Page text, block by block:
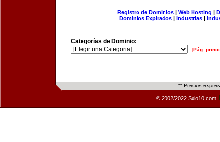
Registro de Dominios| Web Hosting |
Dominios Expirados | Industrias |
Categorías de Dominio:
[Pág.
** Precios
© 2002/2022 Solo10.com